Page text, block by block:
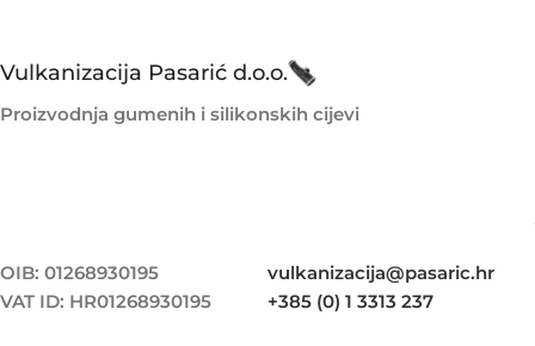
Vulkanizacija Pasarić d.o.o.
Proizvodnja gumenih i silikonskih cijevi
OIB: 01268930195
VAT ID: HR01268930195
vulkanizacija@pasaric.hr
+385 (0) 1 3313 237